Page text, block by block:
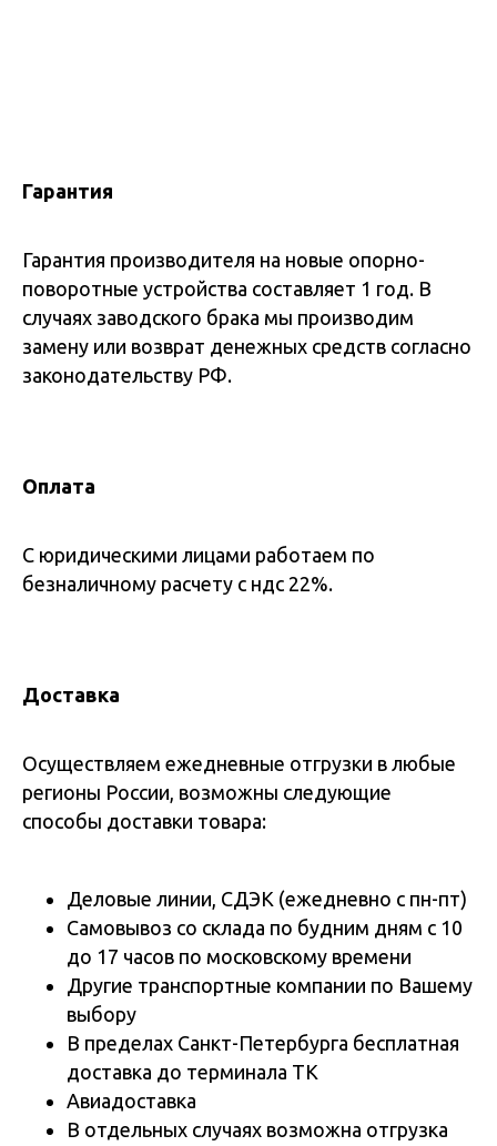
Гарантия
Гарантия производителя на новые опорно-
поворотные устройства составляет 1 год. В
случаях заводского брака мы производим
замену или возврат денежных средств согласно
законодательству РФ.
Оплата
С юридическими лицами работаем по
безналичному расчету с ндс 22%.
Доставка
Осуществляем ежедневные отгрузки в любые
регионы России, возможны следующие
способы доставки товара:
Деловые линии, СДЭК (ежедневно с пн-пт)
Самовывоз со склада по будним дням с 10
до 17 часов по московскому времени
Другие транспортные компании по Вашему
выбору
В пределах Санкт-Петербурга бесплатная
доставка до терминала ТК
Авиадоставка
В отдельных случаях возможна отгрузка